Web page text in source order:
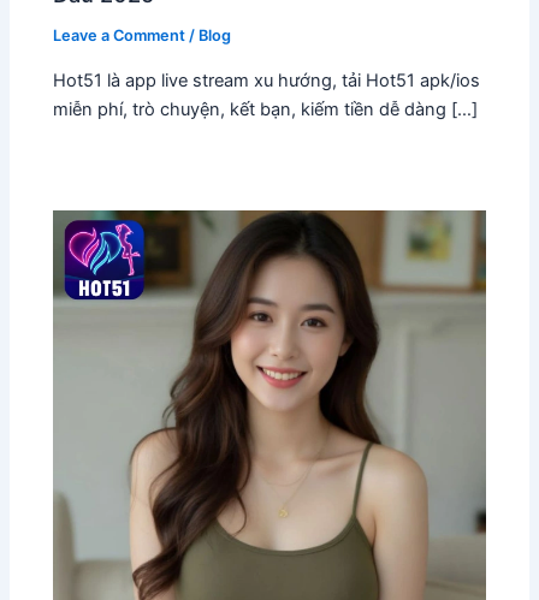
Leave a Comment / Blog
Hot51 là app live stream xu hướng, tải Hot51 apk/ios
miễn phí, trò chuyện, kết bạn, kiếm tiền dễ dàng […]